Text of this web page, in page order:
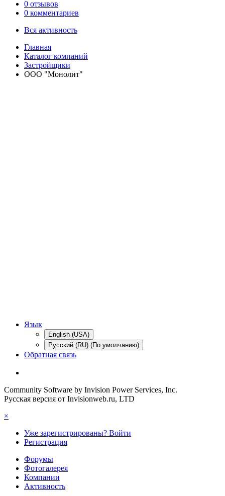
0 отзывов
0 комментариев
Вся активность
Главная
Каталог компаний
Застройщики
ООО "Монолит"
Язык
English (USA)
Русский (RU) (По умолчанию)
Обратная связь
Community Software by Invision Power Services, Inc.
Русская версия от Invisionweb.ru, LTD
×
Уже зарегистрированы? Войти
Регистрация
Форумы
Фотогалерея
Компании
Активность